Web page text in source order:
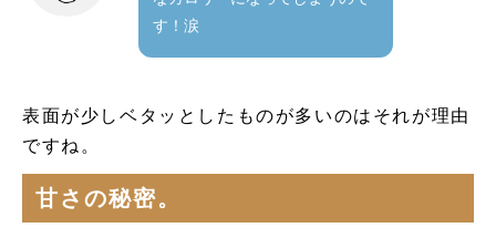
す！涙
表面が少しベタッとしたものが多いのはそれが理由
ですね。
甘さの秘密。